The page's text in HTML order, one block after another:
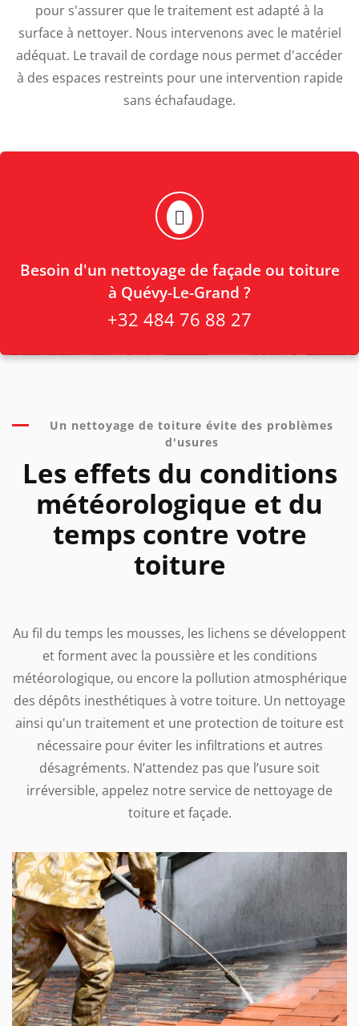
pour s'assurer que le traitement est adapté à la
surface à nettoyer. Nous intervenons avec le matériel
adéquat. Le travail de cordage nous permet d'accéder
à des espaces restreints pour une intervention rapide
sans échafaudage.
Besoin d'un nettoyage de façade ou toiture
à Quévy-Le-Grand ?
+32 484 76 88 27
Un nettoyage de toiture évite des problèmes
d'usures
Les effets du conditions
météorologique et du
temps contre votre
toiture
Au fil du temps les mousses, les lichens se développent
et forment avec la poussière et les conditions
météorologique, ou encore la pollution atmosphérique
des dépôts inesthétiques à votre toiture. Un nettoyage
ainsi qu'un traitement et une protection de toiture est
nécessaire pour éviter les infiltrations et autres
désagréments. N’attendez pas que l’usure soit
irréversible, appelez notre service de nettoyage de
toiture et façade.